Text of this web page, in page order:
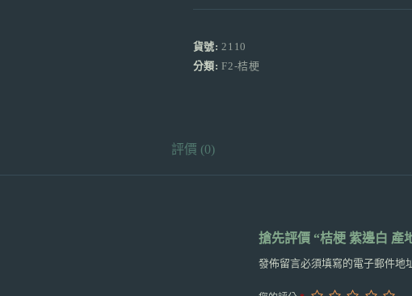
白
地
昆
10
數
量
貨號:2110
分類:F2-桔梗
評價 (0)
搶先評價 “桔梗 紫邊白 產
發佈留言必須填寫的電子郵件地